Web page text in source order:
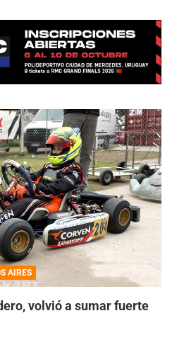
AIRES
volvió a sumar fuerte